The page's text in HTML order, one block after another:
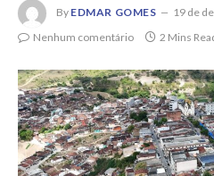
By EDMAR GOMES
19 de
Nenhum comentário
2 Mins